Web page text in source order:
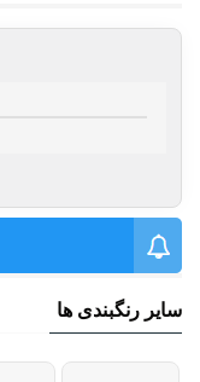
سایر رنگبندی ها